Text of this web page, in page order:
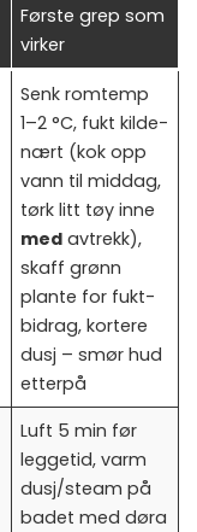
Første grep som
virker
Senk romtemp
1–2 °C, fukt kilde-
nært (kok opp
vann til middag,
tørk litt tøy inne
med avtrekk),
skaff grønn
plante for fukt-
bidrag, kortere
dusj – smør hud
etterpå
Luft 5 min før
leggetid, varm
dusj/steam på
badet med døra